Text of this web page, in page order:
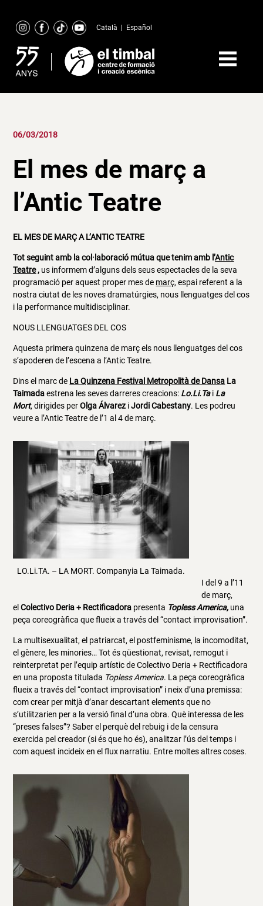
content
Català Español
06/03/2018
El mes de març a
l’Antic Teatre
EL MES DE MARÇ A L’ANTIC TEATRE
Tot seguint amb la col·laboració mútua que tenim amb l’Antic
Teatre, us informem d’alguns dels seus espectacles de la seva
programació per aquest proper mes de març, espai referent a la
nostra ciutat de les noves dramatúrgies, nous llenguatges del cos
i la performance multidisciplinar.
NOUS LLENGUATGES DEL COS
Aquesta primera quinzena de març els nous llenguatges del cos
s’apoderen de l’escena a l’Antic Teatre.
Dins el marc de La Quinzena Festival Metropolità de Dansa La
Taimadaestrena les seves darreres creacions: Lo.Li.Tai La
Mort, dirigides perOlga Álvarez iJordi Cabestany. Les podreu
veure a l’Antic Teatre de l’1 al 4 de març.
LO.Li.TA. – LA MORT. Companyia La Taimada.
I del 9 a l’11
de març,
elColectivo Deria + Rectificadora presenta Topless America, una
peça coreogràfica que flueix a través del “contact improvisation”.
La multisexualitat, el patriarcat, el postfeminisme, la incomoditat,
el gènere, les minories… Tot és qüestionat, revisat, remogut i
reinterpretat per l’equip artístic de Colectivo Deria + Rectificadora
en una proposta titulada Topless America. La peça coreogràfica
flueix a través del “contact improvisation” i neix d’una premissa:
com crear per mitjà d’anar descartant elements que no
s’utilitzarien per a la versió final d’una obra. Què interessa de les
“preses falses”? Saber el perquè del rebuig i de la censura
exercida pel creador (si és que ho és), analitzar l’ús del temps i
com aquest incideix en el flux narratiu. Entre moltes altres coses.